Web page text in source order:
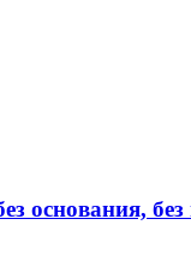
основания, без